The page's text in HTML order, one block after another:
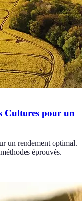
Cultures pour un
un rendement optimal.
éprouvés.